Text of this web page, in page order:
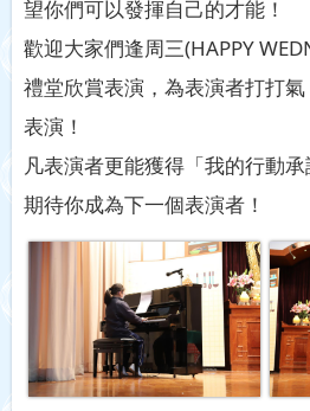
望你們可以發揮自己的才能！
歡迎大家們逢周三(HAPPY
禮堂欣賞表演，為表演者打打
表演！
凡表演者更能獲得「我的行動承
期待你成為下一個表演者！